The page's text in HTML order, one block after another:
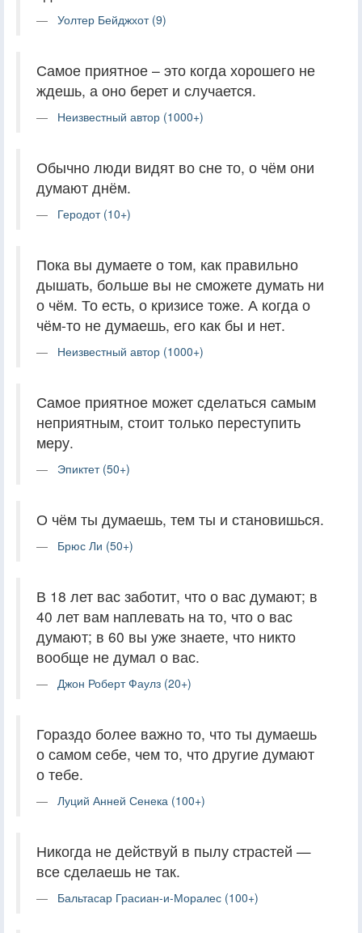
Уолтер Бейджхот (9)
Самое приятное – это когда хорошего не
ждешь, а оно берет и случается.
Неизвестный автор (1000+)
Обычно люди видят во сне то, о чём они
думают днём.
Геродот (10+)
Пока вы думаете о том, как правильно
дышать, больше вы не сможете думать ни
о чём. То есть, о кризисе тоже. А когда о
чём-то не думаешь, его как бы и нет.
Неизвестный автор (1000+)
Самое приятное может сделаться самым
неприятным, стоит только переступить
меру.
Эпиктет (50+)
О чём ты думаешь, тем ты и становишься.
Брюс Ли (50+)
В 18 лет вас заботит, что о вас думают; в
40 лет вам наплевать на то, что о вас
думают; в 60 вы уже знаете, что никто
вообще не думал о вас.
Джон Роберт Фаулз (20+)
Гораздо более важно то, что ты думаешь
о самом себе, чем то, что другие думают
о тебе.
Луций Анней Сенека (100+)
Никогда не действуй в пылу страстей —
все сделаешь не так.
Бальтасар Грасиан-и-Моралес (100+)